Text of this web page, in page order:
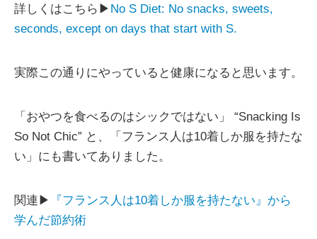
詳しくはこちら▶ No S Diet: No snacks, sweets,
seconds, except on days that start with S.
実際この通りにやっていると健康になると思います。
「おやつを食べるのはシックではない」 “Snacking Is
So Not Chic” と、「フランス人は10着しか服を持たな
い」にも書いてありました。
関連▶
『フランス人は10着しか服を持たない』から
学んだ節約術